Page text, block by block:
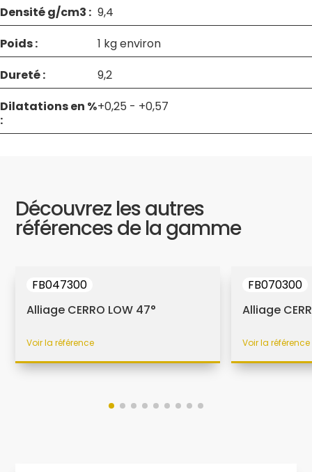
Densité g/cm3 : 9,4
Poids :
1 kg environ
Dureté :
9,2
Dilatations en %
:
+0,25 - +0,57
Découvrez les autres
références de la gamme
FB047300
Alliage CERRO LOW 47°
Voir la référence
FB070300
Alliage
Voir la référence